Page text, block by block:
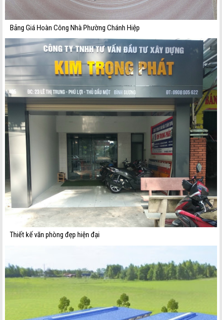
Bảng Giá Hoàn Công Nhà Phường Chánh Hiệp
Thiết kế văn phòng đẹp hiện đại